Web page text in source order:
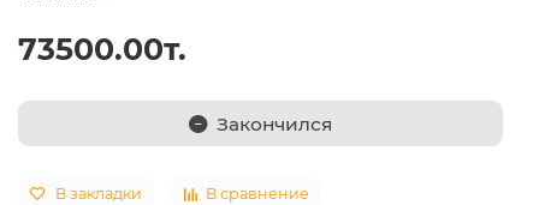
73500.00т.
Закончился
В закладки В сравнение